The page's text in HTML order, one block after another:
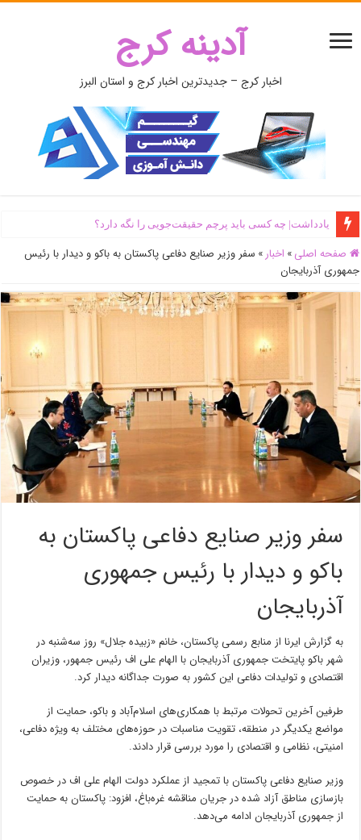
آدینه کرج
اخبار کرج – جدیدترین اخبار کرج و استان البرز
یادداشت| ‌چه کسی باید پرچم حقیقت‌جویی را نگه دارد؟
صفحه اصلی » اخبار » سفر وزیر صنایع دفاعی پاکستان به باکو و دیدار با رئیس
جمهوری آذربایجان
سفر وزیر صنایع دفاعی پاکستان به
باکو و دیدار با رئیس جمهوری
آذربایجان
به گزارش ایرنا از منابع رسمی پاکستان، خانم «زبیده جلال» روز سه‌شنبه در
شهر باکو پایتخت جمهوری آذربایجان با الهام علی اف رئیس جمهور، وزیران
اقتصادی و تولیدات دفاعی این کشور به صورت جداگانه دیدار کرد.
طرفین آخرین تحولات مرتبط با همکاری‌های اسلام‌آباد و باکو، حمایت از
مواضع یکدیگر در منطقه، تقویت مناسبات در حوزه‌های مختلف به ویژه دفاعی،
امنیتی، نظامی و اقتصادی را مورد بررسی قرار دادند.
وزیر صنایع دفاعی پاکستان با تمجید از عملکرد دولت الهام علی اف در خصوص
بازسازی مناطق آزاد شده در جریان مناقشه غره‌باغ، افزود: پاکستان به حمایت
از جمهوری آذربایجان ادامه می‌دهد.